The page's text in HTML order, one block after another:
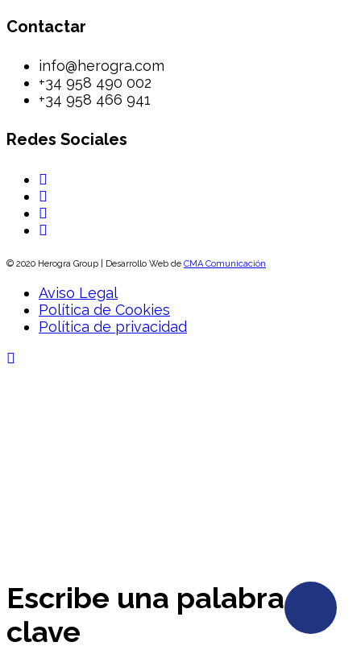
Contactar
info@herogra.com
+34 958 490 002
+34 958 466 941
Redes Sociales
© 2020 Herogra Group | Desarrollo Web de CMA Comunicación
Aviso Legal
Política de Cookies
Política de privacidad
Escribe una palabra
clave